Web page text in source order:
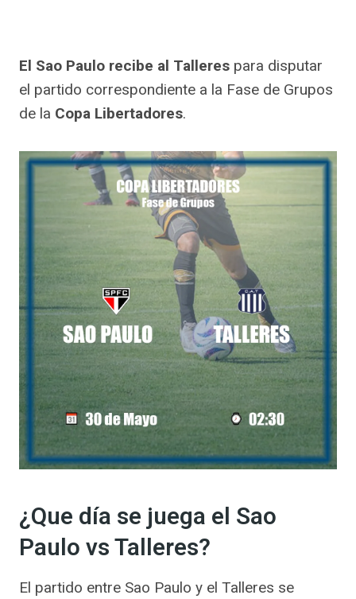
El Sao Paulo recibe al Talleres para disputar
el partido correspondiente a la Fase de Grupos
de la Copa Libertadores.
¿Que día se juega el Sao
Paulo vs Talleres?
El partido entre Sao Paulo y el Talleres se